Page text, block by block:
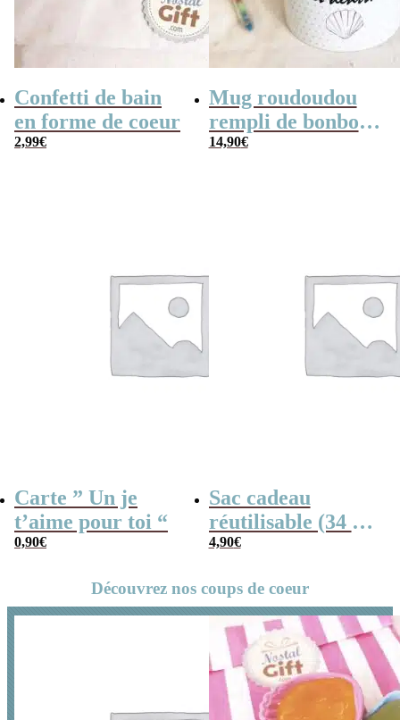
Confetti de bain
en forme de coeur
2,99€
Mug roudoudou
rempli de bonbons
rétro
14,90€
Carte ” Un je
t’aime pour toi “
0,90€
Sac cadeau
réutilisable (34 x
42 cm) et sa carte
pour toi
4,90€
Découvrez nos coups de coeur